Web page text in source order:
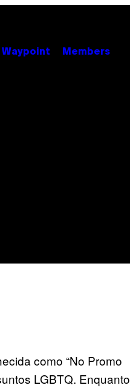
Waypoint Members
como “No Promo
LGBTQ. Enquanto